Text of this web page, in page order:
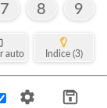
7 8 9
auto Indice (3)